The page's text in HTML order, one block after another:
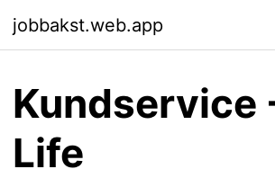
jobbakst.web.app
Kundservice
Life